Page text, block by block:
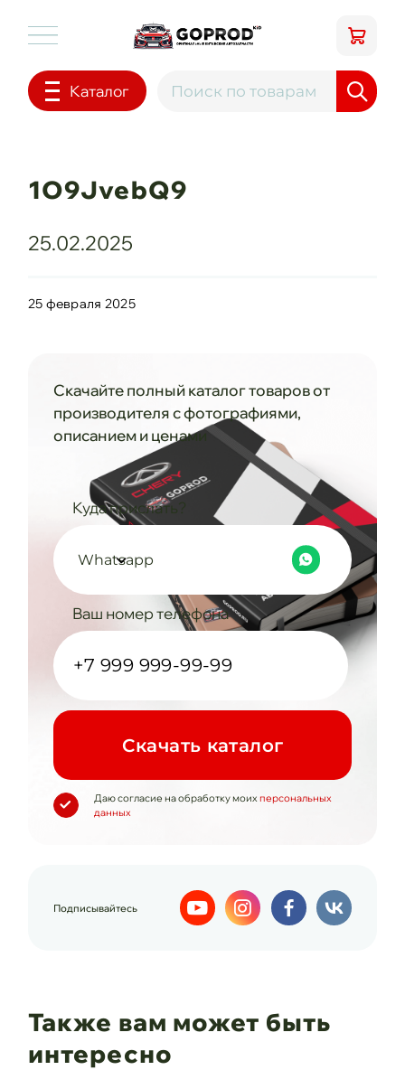
Каталог
1O9JvebQ9
25.02.2025
25 февраля 2025
Скачайте полный каталог товаров от
производителя с фотографиями,
описанием и ценами
Куда прислать?
Whatsapp
Ваш номер телефона
Cкачать каталог
Даю согласие на обработку моих персональных
данных
Подписывайтесь
Также вам может быть
интересно